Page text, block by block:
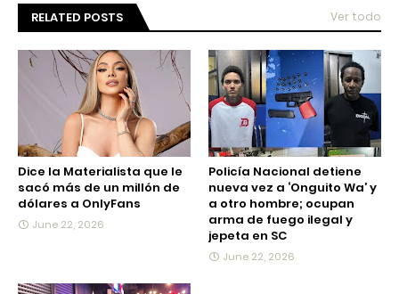
RELATED POSTS Ver todo
Dice la Materialista que le
sacó más de un millón de
dólares a OnlyFans
June 22, 2026
Policía Nacional detiene
nueva vez a ‘Onguito Wa’ y
a otro hombre; ocupan
arma de fuego ilegal y
jepeta en SC
June 22, 2026